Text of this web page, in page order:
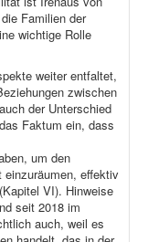
Familien der
wichtige Rolle
weiter entfaltet,
zwischen
der Unterschied
Faktum ein, dass
um den
einzuräumen, effektiv
VI). Hinweise
seit 2018 im
auch, weil es